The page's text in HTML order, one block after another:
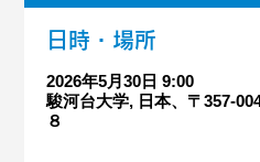
日時・場所
2026年5月30日 9:00
駿河台大学, 日本、〒357-
８